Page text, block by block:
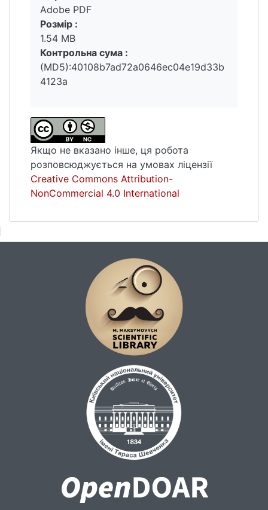
результати роботи програми, які
показують, що модель ARIMA може
використовуватись для прогнозування
курсу криптовалюти. Розроблено посібник
користувача, в якому описано можливості
програми та наведено приклади її роботи.
Adobe PDF
Розмір :
1.54 MB
Контрольна сума :
(MD5):40108b7ad72a0646ec04e19d33b
4123a
Якщо не вказано інше, ця робота
розповсюджується на умовах ліцензії
Creative Commons Attribution-
NonCommercial 4.0 International